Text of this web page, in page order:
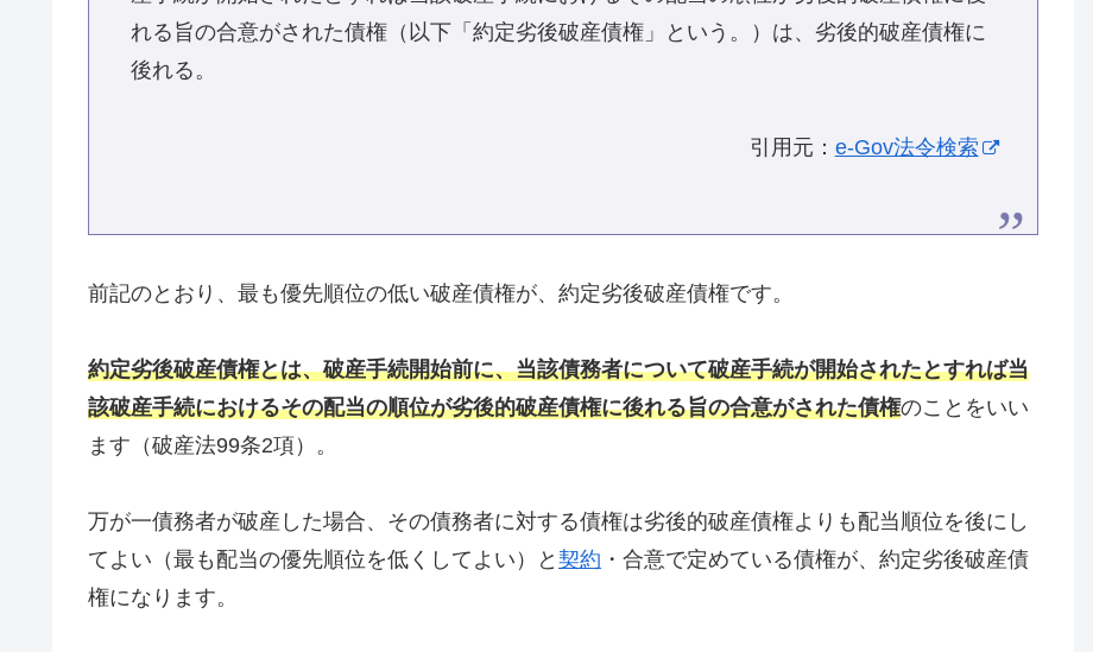
れる旨の合意がされた債権（以下「約定劣後破産債権」という。）は、劣後的破産債権に
後れる。
引用元： e-Gov法令検索
前記のとおり、最も優先順位の低い破産債権が、約定劣後破産債権です。
約定劣後破産債権とは、破産手続開始前に、当該債務者について破産手続が開始されたとすれば当
該破産手続におけるその配当の順位が劣後的破産債権に後れる旨の合意がされた債権のことをいい
ます（破産法99条2項）。
万が一債務者が破産した場合、その債務者に対する債権は劣後的破産債権よりも配当順位を後にし
てよい（最も配当の優先順位を低くしてよい）と 契約 ・合意で定めている債権が、約定劣後破産債
権になります。